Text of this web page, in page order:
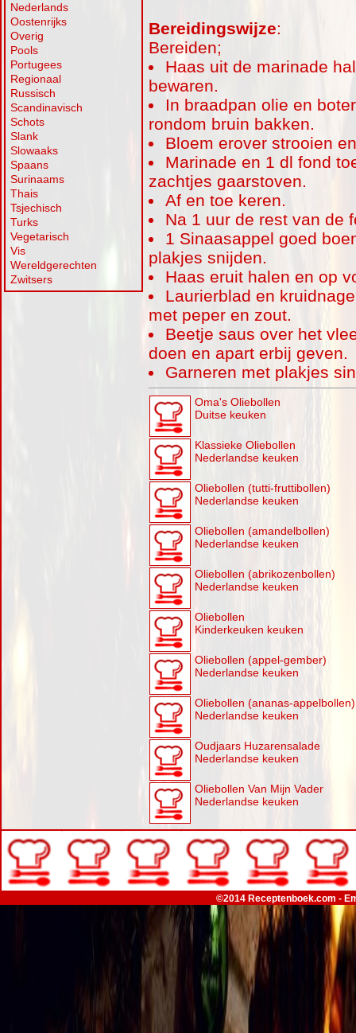
Nederlands
Oostenrijks
Overig
Pools
Portugees
Regionaal
Russisch
Scandinavisch
Schots
Slank
Slowaaks
Spaans
Surinaams
Thais
Tsjechisch
Turks
Vegetarisch
Vis
Wereldgerechten
Zwitsers
Bereidingswijze:
Bereiden;
Haas uit de marinade
bewaren.
In braadpan olie en
rondom bruin bakken.
Bloem erover strooien
Marinade en 1 dl fond
zachtjes gaarstoven.
Af en toe keren.
Na 1 uur de rest van de
1 Sinaasappel goed
plakjes snijden.
Haas eruit halen en op
Laurierblad en
met peper en zout.
Beetje saus over het
doen en apart erbij geven.
Garneren met plakjes
Oma's Oliebollen
Duitse keuken
Klassieke Oliebollen
Nederlandse keuken
Oliebollen (tutti-fruttibollen)
Nederlandse keuken
Oliebollen (amandelbollen)
Nederlandse keuken
Oliebollen (abrikozenbollen)
Nederlandse keuken
Oliebollen
Kinderkeuken keuken
Oliebollen (appel-gember)
Nederlandse keuken
Oliebollen (ananas-appelbollen)
Nederlandse keuken
Oudjaars Huzarensalade
Nederlandse keuken
Oliebollen Van Mijn Vader
Nederlandse keuken
©2014 Receptenboek.com -